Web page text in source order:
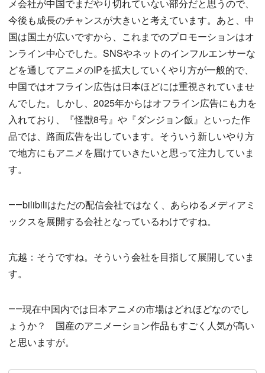
メ会社が中国でまだやり切れていない部分だと思うので、
今後も成長のチャンスが大きいと考えています。あと、中
国は国土が広いですから、これまでのプロモーションはオ
ンライン中心でした。SNSやネットのインフルエンサーな
どを通してアニメのIPを拡大していくやり方が一般的で、
中国ではオフライン広告は日本ほどには重視されていませ
んでした。しかし、2025年からはオフライン広告にも力を
入れており、『怪獣8号』や『ダンジョン飯』といった作
品では、路面広告を出しています。そういう新しいやり方
で地方にもアニメを届けていきたいと思って注力していま
す。
――bilibiliはただの配信会社ではなく、あらゆるメディアミ
ックスを展開する会社となっているわけですね。
亢越：そうですね。そういう会社を目指して展開していま
す。
――現在中国内では日本アニメの市場はどれほどなのでし
ょうか？ 国産のアニメーション作品もすごく人気が高い
と思いますが。